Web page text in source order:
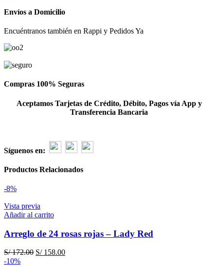
flores
cantidad
Envíos a Domicilio
Encuéntranos también en Rappi y Pedidos Ya
Compras 100% Seguras
Aceptamos Tarjetas de Crédito, Débito, Pagos vía App y
Transferencia Bancaria
Síguenos en:
Productos Relacionados
-8%
Vista previa
Añadir al carrito
Arreglo de 24 rosas rojas – Lady Red
S/172.00 El
S/158.00El
-10%